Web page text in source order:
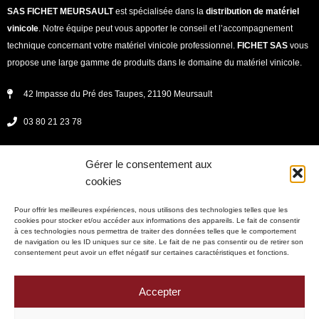
Gérer le consentement aux
cookies
Pour offrir les meilleures expériences, nous utilisons des technologies telles que les
cookies pour stocker et/ou accéder aux informations des appareils. Le fait de consentir
à ces technologies nous permettra de traiter des données telles que le comportement
de navigation ou les ID uniques sur ce site. Le fait de ne pas consentir ou de retirer son
consentement peut avoir un effet négatif sur certaines caractéristiques et fonctions.
Accepter
SAS FICHET MEURSAULTest spécialisée dans la distribution de matériel
vinicole . Notre équipe peut vous apporter le conseil et l’accompagnement
technique concernant votre matériel vinicole professionnel. FICHET SAS vous
propose une large gamme de produits dans le domaine du matériel vinicole.
42 Impasse du Pré des Taupes, 21190 Meursault
03 80 21 23 78
Lundi - jeudi : 08h00 -12h00 et 13h30 - 17h30
Politique de cookies (UE)